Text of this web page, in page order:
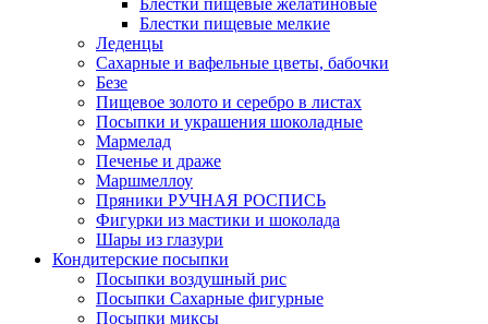
Блестки пищевые желатиновые
Блестки пищевые мелкие
Леденцы
Сахарные и вафельные цветы, бабочки
Безе
Пищевое золото и серебро в листах
Посыпки и украшения шоколадные
Мармелад
Печенье и драже
Маршмеллоу
Пряники РУЧНАЯ РОСПИСЬ
Фигурки из мастики и шоколада
Шары из глазури
Кондитерские посыпки
Посыпки воздушный рис
Посыпки Сахарные фигурные
Посыпки миксы